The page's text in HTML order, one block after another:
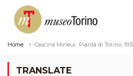
Home Cascina Mineur. Pianta di Torino,
TRANSLATE